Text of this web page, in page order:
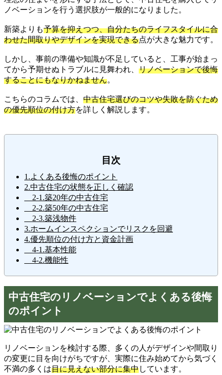
ノベーションを行う選択肢が一般的になりました。
新築よりも予算を抑えつつ、自分たちのライフスタイルに合
わせた間取りやデザインを実現できる点が大きな魅力です。
しかし、事前の準備や知識が不足していると、工事が始まっ
てから予期せぬトラブルに見舞われ、 リノベーションで後悔
することにもなりかねません。
こちらのコラムでは、 中古住宅選びのコツや失敗を防ぐため
の優先順位の付け方を詳しく解説します。
目次
1.よくある後悔のポイント
2.中古住宅の状態を正しく確認
2-1.築20年の中古住宅
2-2.築50年の中古住宅
2-3.築浅物件
3.ホームインスペクションでリスクを回避
4.優先順位の付け方と資金計画
4-1.基本性能
4-2.機能性
中古住宅のリノベーションでよくある後悔
のポイント
リノベーションを検討する際、多くの人がデザインや間取り
の変更に目を向けがちですが、実際に住み始めてから気づく
不満の多くは目に見えない部分に集中しています。